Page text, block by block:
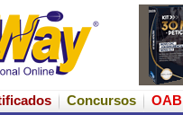
Concursos OAB